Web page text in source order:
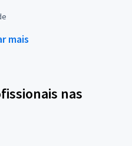
mais
nas